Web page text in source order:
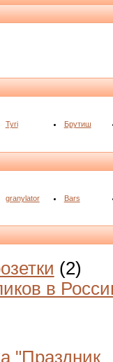
Tyri Брутиш
granylator Bars
(2)
в
"Праздник